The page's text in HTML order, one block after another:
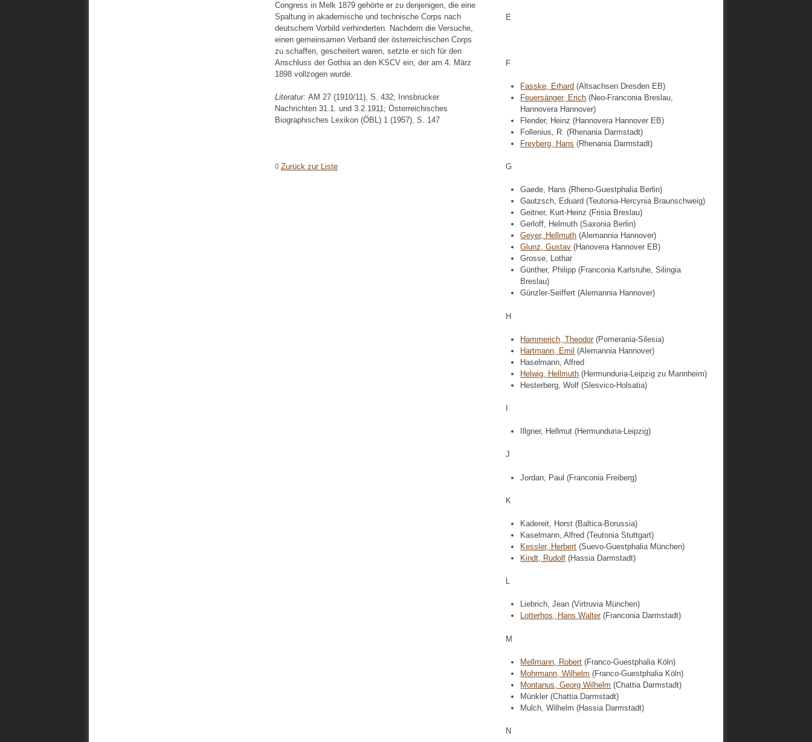
Congress in Melk 1879 gehörte er zu denjenigen, die eine
Spaltung in akademische und technische Corps nach
deutschem Vorbild verhinderten. Nachdem die Versuche,
einen gemeinsamen Verband der österreichischen Corps
zu schaffen, gescheitert waren, setzte er sich für den
Anschluss der Gothia an den KSCV ein, der am 4. März
1898 vollzogen wurde.
Literatur: AM 27 (1910/11), S. 432; Innsbrucker
Nachrichten 31.1. und 3.2.1911; Österreichisches
Biographisches Lexikon (ÖBL) 1 (1957), S. 147
◊ Zurück zur Liste
E
F
Fasske, Erhard (Altsachsen Dresden EB)
Feuersänger, Erich (Neo-Franconia Breslau,
Hannovera Hannover)
Flender, Heinz (Hannovera Hannover EB)
Follenius, R. (Rhenania Darmstadt)
Freyberg, Hans (Rhenania Darmstadt)
G
Gaede, Hans (Rheno-Guestphalia Berlin)
Gautzsch, Eduard (Teutonia-Hercynia Braunschweig)
Geitner, Kurt-Heinz (Frisia Breslau)
Gerloff, Helmuth (Saxonia Berlin)
Geyer, Hellmuth (Alemannia Hannover)
Glunz, Gustav (Hanovera Hannover EB)
Grosse, Lothar
Günther, Philipp (Franconia Karlsruhe, Silingia
Breslau)
Günzler-Seiffert (Alemannia Hannover)
H
Hammerich, Theodor (Pomerania-Silesia)
Hartmann, Emil (Alemannia Hannover)
Haselmann, Alfred
Helwig, Hellmuth (Hermunduria-Leipzig zu Mannheim)
Hesterberg, Wolf (Slesvico-Holsatia)
Illgner, Hellmut (Hermunduria-Leipzig)
J
Jordan, Paul (Franconia Freiberg)
K
Kadereit, Horst (Baltica-Borussia)
Kaselmann, Alfred (Teutonia Stuttgart)
Kessler, Herbert (Suevo-Guestphalia München)
Kindt, Rudolf (Hassia Darmstadt)
L
Liebrich, Jean (Virtruvia München)
Lotterhos, Hans Walter (Franconia Darmstadt)
M
Mellmann, Robert (Franco-Guestphalia Köln)
Mohrmann, Wilhelm (Franco-Guestphalia Köln)
Montanus, Georg Wilhelm (Chattia Darmstadt)
Münkler (Chattia Darmstadt)
Mulch, Wilhelm (Hassia Darmstadt)
N